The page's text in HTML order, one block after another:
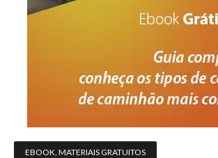
EBOOK MATERIAIS GRATUITOS